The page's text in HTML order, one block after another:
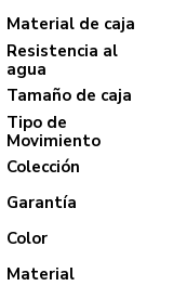
Material de caja
Resistencia al
agua
Tamaño de caja
Tipo de
Movimiento
Colección
Garantía
Color
Material